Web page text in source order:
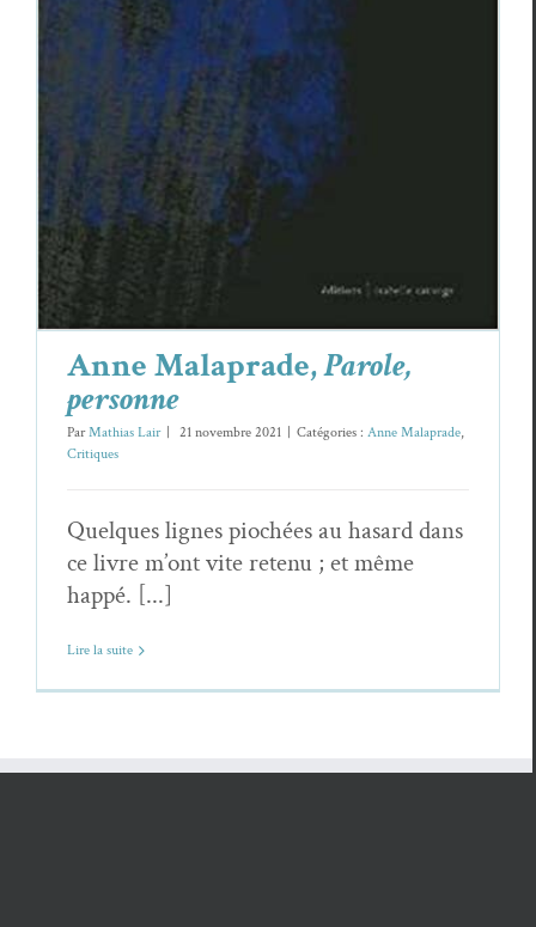
Anne Malaprade,
Anne Malaprade
Anne Malaprade,Parole,
personne
ParMathias Lair 21 novembre 2021 Catégories : Anne Malaprade,
Critiques
Quelques lignes piochées au hasard dans
ce livre m’ont vite retenu ; et même
happé. [...]
Lire la suite